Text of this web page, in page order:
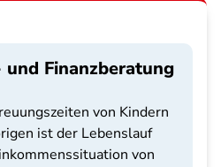
Finanzberatung
von Kindern
ist der Lebenslauf
von